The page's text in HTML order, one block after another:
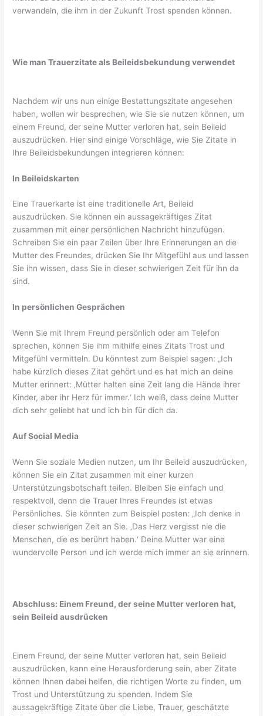
verwandeln, die ihm in der Zukunft Trost spenden können.
Wie man Trauerzitate als Beileidsbekundung verwendet
Nachdem wir uns nun einige Bestattungszitate angesehen
haben, wollen wir besprechen, wie Sie sie nutzen können, um
einem Freund, der seine Mutter verloren hat, sein Beileid
auszudrücken. Hier sind einige Vorschläge, wie Sie Zitate in
Ihre Beileidsbekundungen integrieren können:
In Beileidskarten
Eine Trauerkarte ist eine traditionelle Art, Beileid
auszudrücken. Sie können ein aussagekräftiges Zitat
zusammen mit einer persönlichen Nachricht hinzufügen.
Schreiben Sie ein paar Zeilen über Ihre Erinnerungen an die
Mutter des Freundes, drücken Sie Ihr Mitgefühl aus und lassen
Sie ihn wissen, dass Sie in dieser schwierigen Zeit für ihn da
sind.
In persönlichen Gesprächen
Wenn Sie mit Ihrem Freund persönlich oder am Telefon
sprechen, können Sie ihm mithilfe eines Zitats Trost und
Mitgefühl vermitteln. Du könntest zum Beispiel sagen: „Ich
habe kürzlich dieses Zitat gehört und es hat mich an deine
Mutter erinnert: ‚Mütter halten eine Zeit lang die Hände ihrer
Kinder, aber ihr Herz für immer.‘ Ich weiß, dass deine Mutter
dich sehr geliebt hat und ich bin für dich da.
Auf Social Media
Wenn Sie soziale Medien nutzen, um Ihr Beileid auszudrücken,
können Sie ein Zitat zusammen mit einer kurzen
Unterstützungsbotschaft teilen. Bleiben Sie einfach und
respektvoll, denn die Trauer Ihres Freundes ist etwas
Persönliches. Sie könnten zum Beispiel posten: „Ich denke in
dieser schwierigen Zeit an Sie. ‚Das Herz vergisst nie die
Menschen, die es berührt haben.‘ Deine Mutter war eine
wundervolle Person und ich werde mich immer an sie erinnern.
Abschluss: Einem Freund, der seine Mutter verloren hat,
sein Beileid ausdrücken
Einem Freund, der seine Mutter verloren hat, sein Beileid
auszudrücken, kann eine Herausforderung sein, aber Zitate
können Ihnen dabei helfen, die richtigen Worte zu finden, um
Trost und Unterstützung zu spenden. Indem Sie
aussagekräftige Zitate über die Liebe, Trauer, geschätzte